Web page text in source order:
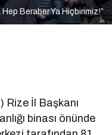
Beraber Ya Hiçbirimiz!”
İl Başkanı
binası önünde